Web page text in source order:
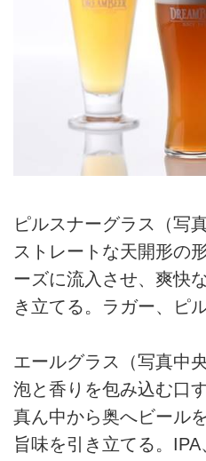
ピルスナーグラス（写真
ストレートな天開形の
ーズに流入させ、爽快
き立てる。ラガー、ピ
エールグラス（写真中央
泡と香りを包み込む口
真ん中から奥へビール
旨味を引き立てる。